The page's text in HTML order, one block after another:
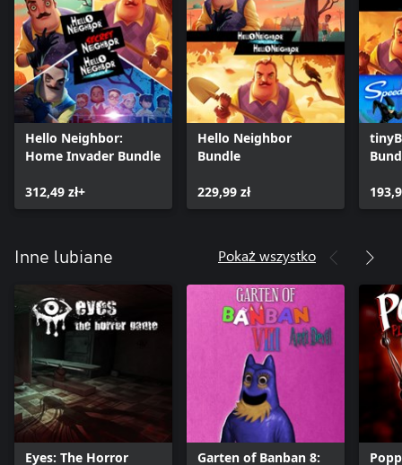
Hello Neighbor:
Home Invader Bundle
312,49 zł+
Hello Neighbor
Bundle
229,99 zł
Inne lubiane Pokaż wszystko
Eyes: The Horror Garten of Banban 8: